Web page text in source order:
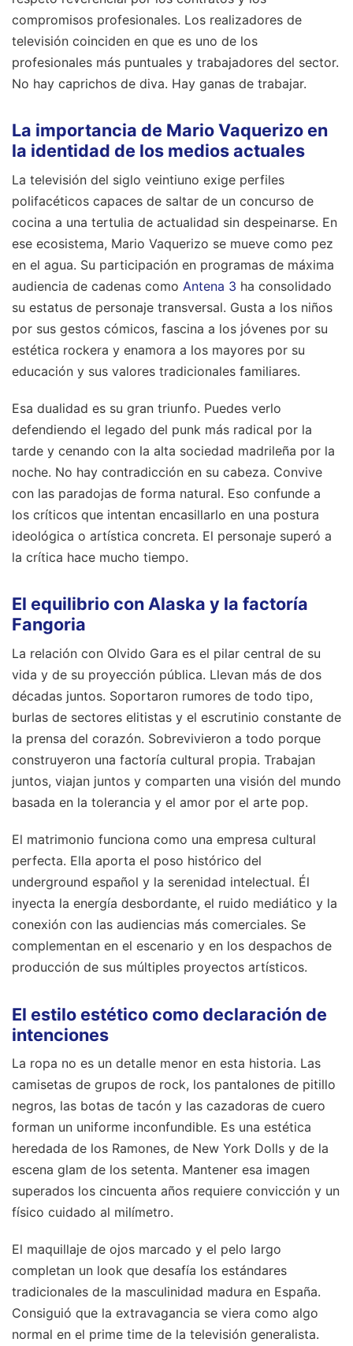
compromisos profesionales. Los realizadores de
televisión coinciden en que es uno de los
profesionales más puntuales y trabajadores del sector.
No hay caprichos de diva. Hay ganas de trabajar.
La importancia de Mario Vaquerizo en
la identidad de los medios actuales
La televisión del siglo veintiuno exige perfiles
polifacéticos capaces de saltar de un concurso de
cocina a una tertulia de actualidad sin despeinarse. En
ese ecosistema, Mario Vaquerizo se mueve como pez
en el agua. Su participación en programas de máxima
audiencia de cadenas como Antena 3 ha consolidado
su estatus de personaje transversal. Gusta a los niños
por sus gestos cómicos, fascina a los jóvenes por su
estética rockera y enamora a los mayores por su
educación y sus valores tradicionales familiares.
Esa dualidad es su gran triunfo. Puedes verlo
defendiendo el legado del punk más radical por la
tarde y cenando con la alta sociedad madrileña por la
noche. No hay contradicción en su cabeza. Convive
con las paradojas de forma natural. Eso confunde a
los críticos que intentan encasillarlo en una postura
ideológica o artística concreta. El personaje superó a
la crítica hace mucho tiempo.
El equilibrio con Alaska y la factoría
Fangoria
La relación con Olvido Gara es el pilar central de su
vida y de su proyección pública. Llevan más de dos
décadas juntos. Soportaron rumores de todo tipo,
burlas de sectores elitistas y el escrutinio constante de
la prensa del corazón. Sobrevivieron a todo porque
construyeron una factoría cultural propia. Trabajan
juntos, viajan juntos y comparten una visión del mundo
basada en la tolerancia y el amor por el arte pop.
El matrimonio funciona como una empresa cultural
perfecta. Ella aporta el poso histórico del
underground español y la serenidad intelectual. Él
inyecta la energía desbordante, el ruido mediático y la
conexión con las audiencias más comerciales. Se
complementan en el escenario y en los despachos de
producción de sus múltiples proyectos artísticos.
El estilo estético como declaración de
intenciones
La ropa no es un detalle menor en esta historia. Las
camisetas de grupos de rock, los pantalones de pitillo
negros, las botas de tacón y las cazadoras de cuero
forman un uniforme inconfundible. Es una estética
heredada de los Ramones, de New York Dolls y de la
escena glam de los setenta. Mantener esa imagen
superados los cincuenta años requiere convicción y un
físico cuidado al milímetro.
El maquillaje de ojos marcado y el pelo largo
completan un look que desafía los estándares
tradicionales de la masculinidad madura en España.
Consiguió que la extravagancia se viera como algo
normal en el prime time de la televisión generalista.